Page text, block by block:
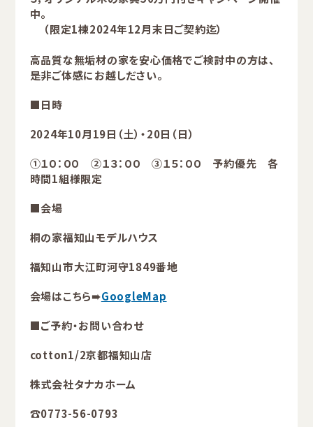
中。
（限定1棟2024年12月末日ご契約迄）
高品質な無垢材の家を安心価格でご検討中の方は、
是非ご体感にお越しださい。
■日時
2024年10月19日（土）・20日（日）
①１０：００ ②１３：００ ③１５：００ 予約優先 各
時間1組様限定
■会場
桐の家福知山モデルハウス
福知山市大江町河守1849番地
会場はこちら➠GoogleMap
■ご予約・お問い合わせ
cotton1/2京都福知山店
株式会社タナカホーム
☎0773-56-0793